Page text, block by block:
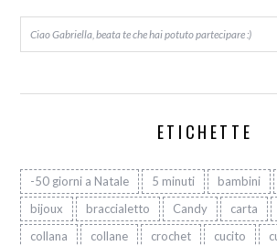
Ciao Gabriella, beata te che hai potuto partecipare :)
ETICHETTE
-50 giorni a Natale 5 minuti bambini
bijoux
braccialetto Candy carta
collana
collane crochet cucito